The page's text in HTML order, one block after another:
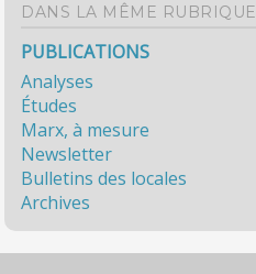
DANS LA MÊME RUBRIQUE
PUBLICATIONS
Analyses
Études
Marx, à mesure
Newsletter
Bulletins des locales
Archives